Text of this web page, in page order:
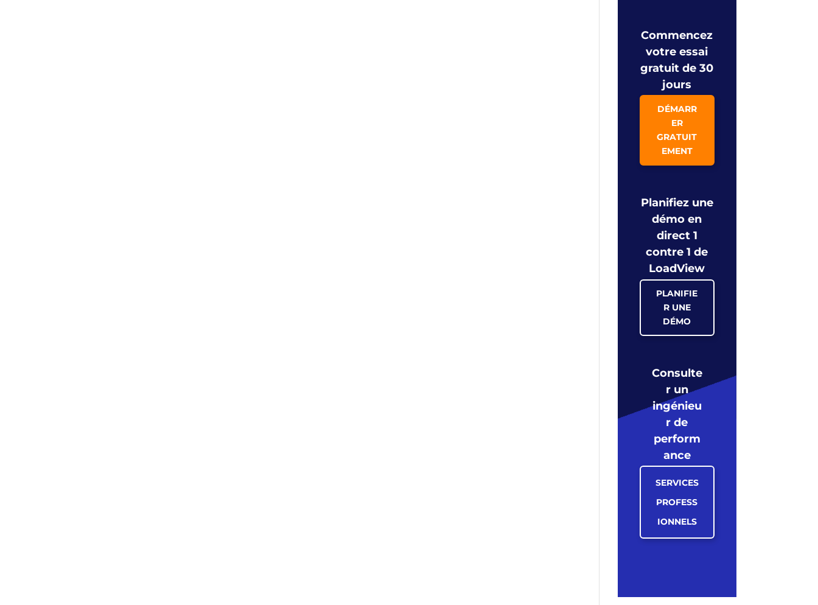
Commencez
votre essai
gratuit de 30
jours
DÉMARR
ER
GRATUIT
EMENT
Planifiez une
démo en
direct 1
contre 1 de
LoadView
PLANIFIE
R UNE
DÉMO
Consulte
r un
ingénieu
r de
perform
ance
SERVICES
PROFESS
IONNELS